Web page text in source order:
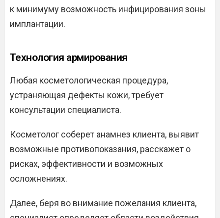
к минимуму возможность инфицирования зоны
имплантации.
Технология армирования
Любая косметологическая процедура,
устраняющая дефекты кожи, требует
консультации специалиста.
Косметолог соберет анамнез клиента, выявит
возможные противопоказания, расскажет о
рисках, эффективности и возможных
осложнениях.
Далее, беря во внимание пожелания клиента,